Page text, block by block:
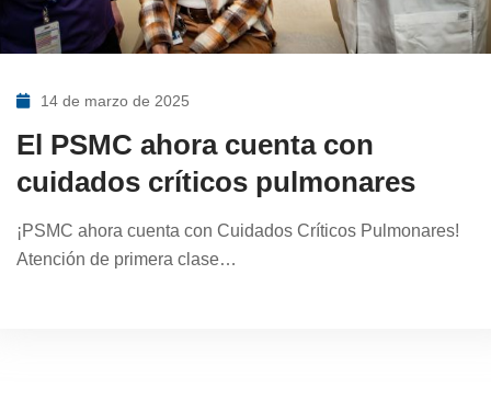
14 de marzo de 2025
El PSMC ahora cuenta con
cuidados críticos pulmonares
¡PSMC ahora cuenta con Cuidados Críticos Pulmonares!
Atención de primera clase…